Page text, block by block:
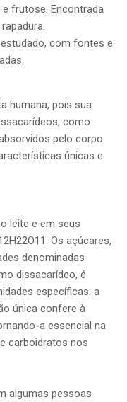
frutose. Encontrada
com fontes e
humana, pois sua
como
pelo corpo.
únicas e
leite e em seus
Os açúcares,
denominadas
dissacarídeo, é
específicas: a
única confere à
a essencial na
carboidratos nos
algumas pessoas